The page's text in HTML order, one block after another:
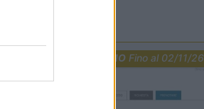
PROMO Fino al 02/11/26